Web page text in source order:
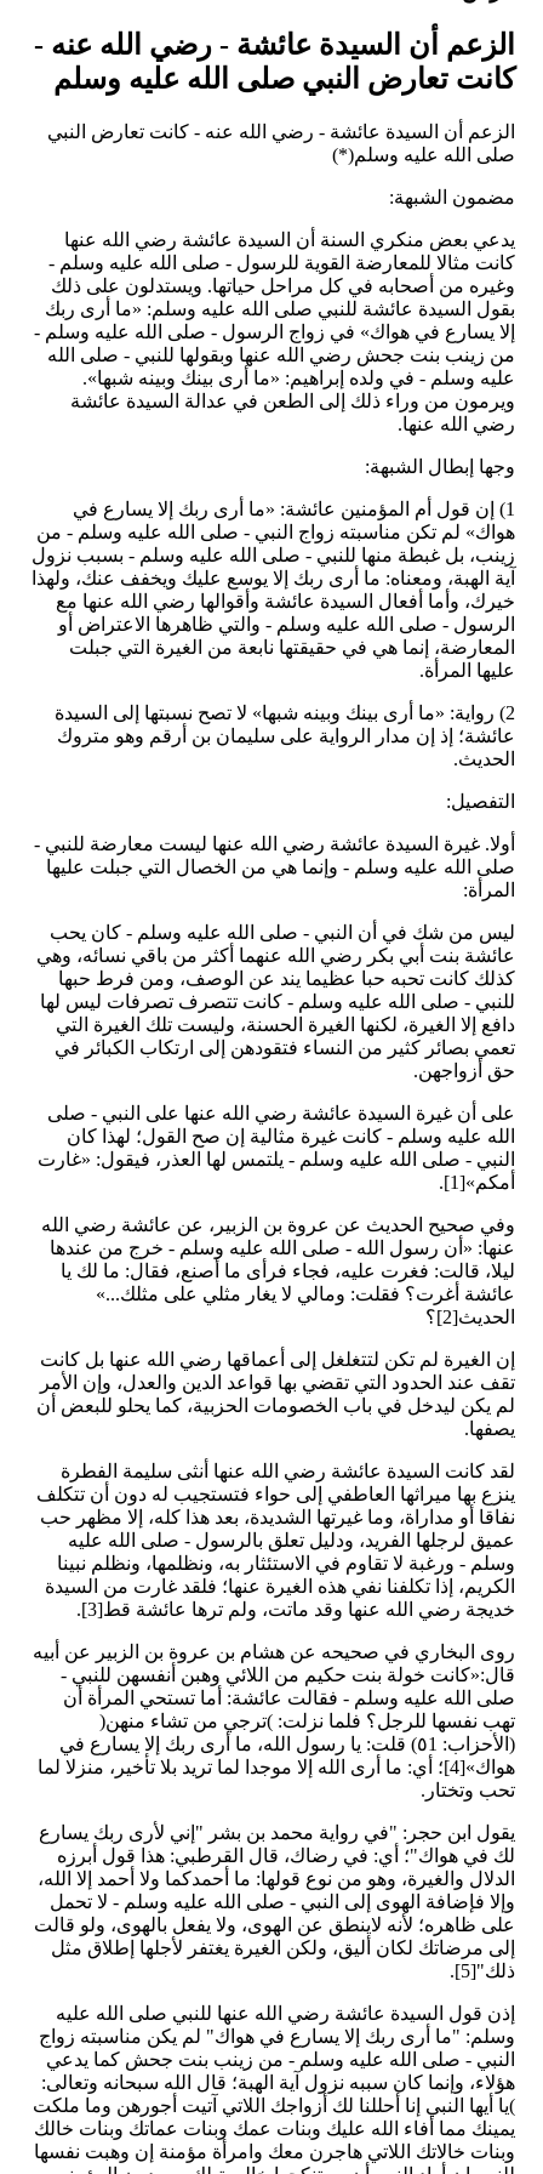
الزعم أن السيدة عائشة - رضي الله عنه -
كانت تعارض النبي صلى الله عليه وسلم
الزعم أن السيدة عائشة - رضي الله عنه - كانت تعارض النبي
صلى الله عليه وسلم(*)
مضمون الشبهة:
يدعي بعض منكري السنة أن السيدة عائشة رضي الله عنها
كانت مثالا للمعارضة القوية للرسول - صلى الله عليه وسلم -
وغيره من أصحابه في كل مراحل حياتها. ويستدلون على ذلك
بقول السيدة عائشة للنبي صلى الله عليه وسلم: «ما أرى ربك
إلا يسارع في هواك» في زواج الرسول - صلى الله عليه وسلم -
من زينب بنت جحش رضي الله عنها وبقولها للنبي - صلى الله
عليه وسلم - في ولده إبراهيم: «ما أرى بينك وبينه شبها».
ويرمون من وراء ذلك إلى الطعن في عدالة السيدة عائشة
رضي الله عنها.
وجها إبطال الشبهة:
1) إن قول أم المؤمنين عائشة: «ما أرى ربك إلا يسارع في
هواك» لم تكن مناسبته زواج النبي - صلى الله عليه وسلم - من
زينب، بل غبطة منها للنبي - صلى الله عليه وسلم - بسبب نزول
آية الهبة، ومعناه: ما أرى ربك إلا يوسع عليك ويخفف عنك، ولهذا
خيرك، وأما أفعال السيدة عائشة وأقوالها رضي الله عنها مع
الرسول - صلى الله عليه وسلم - والتي ظاهرها الاعتراض أو
المعارضة، إنما هي في حقيقتها نابعة من الغيرة التي جبلت
عليها المرأة.
2) رواية: «ما أرى بينك وبينه شبها» لا تصح نسبتها إلى السيدة
عائشة؛ إذ إن مدار الرواية على سليمان بن أرقم وهو متروك
الحديث.
التفصيل:
أولا. غيرة السيدة عائشة رضي الله عنها ليست معارضة للنبي -
صلى الله عليه وسلم - وإنما هي من الخصال التي جبلت عليها
المرأة:
ليس من شك في أن النبي - صلى الله عليه وسلم - كان يحب
عائشة بنت أبي بكر رضي الله عنهما أكثر من باقي نسائه، وهي
كذلك كانت تحبه حبا عظيما يند عن الوصف، ومن فرط حبها
للنبي - صلى الله عليه وسلم - كانت تتصرف تصرفات ليس لها
دافع إلا الغيرة، لكنها الغيرة الحسنة، وليست تلك الغيرة التي
تعمي بصائر كثير من النساء فتقودهن إلى ارتكاب الكبائر في
حق أزواجهن.
على أن غيرة السيدة عائشة رضي الله عنها على النبي - صلى
الله عليه وسلم - كانت غيرة مثالية إن صح القول؛ لهذا كان
النبي - صلى الله عليه وسلم - يلتمس لها العذر، فيقول: «غارت
أمكم»[1].
وفي صحيح الحديث عن عروة بن الزبير، عن عائشة رضي الله
عنها: «أن رسول الله - صلى الله عليه وسلم - خرج من عندها
ليلا، قالت: فغرت عليه، فجاء فرأى ما أصنع، فقال: ما لك يا
عائشة أغرت؟ فقلت: ومالي لا يغار مثلي على مثلك...»
الحديث[2]؟
إن الغيرة لم تكن لتتغلغل إلى أعماقها رضي الله عنها بل كانت
تقف عند الحدود التي تقضي بها قواعد الدين والعدل، وإن الأمر
لم يكن ليدخل في باب الخصومات الحزبية، كما يحلو للبعض أن
يصفها.
لقد كانت السيدة عائشة رضي الله عنها أنثى سليمة الفطرة
ينزع بها ميراثها العاطفي إلى حواء فتستجيب له دون أن تتكلف
نفاقا أو مداراة، وما غيرتها الشديدة، بعد هذا كله، إلا مظهر حب
عميق لرجلها الفريد، ودليل تعلق بالرسول - صلى الله عليه
وسلم - ورغبة لا تقاوم في الاستئثار به، ونظلمها، ونظلم نبينا
الكريم، إذا تكلفنا نفي هذه الغيرة عنها؛ فلقد غارت من السيدة
خديجة رضي الله عنها وقد ماتت، ولم ترها عائشة قط[3].
روى البخاري في صحيحه عن هشام بن عروة بن الزبير عن أبيه
قال:«كانت خولة بنت حكيم من اللائي وهبن أنفسهن للنبي -
صلى الله عليه وسلم - فقالت عائشة: أما تستحي المرأة أن
تهب نفسها للرجل؟ فلما نزلت: )ترجي من تشاء منهن(
(الأحزاب: ٥1) قلت: يا رسول الله، ما أرى ربك إلا يسارع في
هواك»[4]؛ أي: ما أرى الله إلا موجدا لما تريد بلا تأخير، منزلا لما
تحب وتختار.
يقول ابن حجر: "في رواية محمد بن بشر "إني لأرى ربك يسارع
لك في هواك"؛ أي: في رضاك، قال القرطبي: هذا قول أبرزه
الدلال والغيرة، وهو من نوع قولها: ما أحمدكما ولا أحمد إلا الله،
وإلا فإضافة الهوى إلى النبي - صلى الله عليه وسلم - لا تحمل
على ظاهره؛ لأنه لاينطق عن الهوى، ولا يفعل بالهوى، ولو قالت
إلى مرضاتك لكان أليق، ولكن الغيرة يغتفر لأجلها إطلاق مثل
ذلك"[5].
إذن قول السيدة عائشة رضي الله عنها للنبي صلى الله عليه
وسلم: "ما أرى ربك إلا يسارع في هواك" لم يكن مناسبته زواج
النبي - صلى الله عليه وسلم - من زينب بنت جحش كما يدعي
هؤلاء، وإنما كان سببه نزول آية الهبة؛ قال الله سبحانه وتعالى:
)يا أيها النبي إنا أحللنا لك أزواجك اللاتي آتيت أجورهن وما ملكت
يمينك مما أفاء الله عليك وبنات عمك وبنات عماتك وبنات خالك
وبنات خالاتك اللاتي هاجرن معك وامرأة مؤمنة إن وهبت نفسها